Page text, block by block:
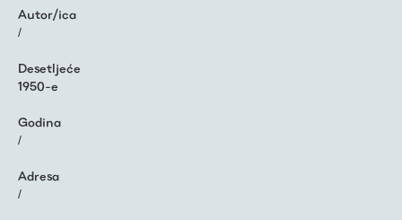
Autor/ica
/
Desetljeće
1950-e
Godina
/
Adresa
/